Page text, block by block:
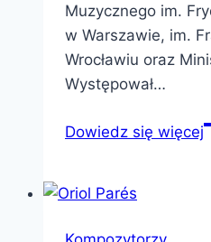
Muzycznego im.
w Warszawie, im.
Wrocławiu oraz
Występował…
Dowiedz się więcej